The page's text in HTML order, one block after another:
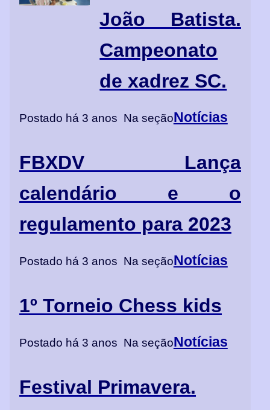
João Batista.
Campeonato
de xadrez SC.
Postado há 3 anos Na seçãoNotícias
FBXDV Lança
calendário e o
regulamento para 2023
Postado há 3 anos Na seçãoNotícias
1º Torneio Chess kids
Postado há 3 anos Na seçãoNotícias
Festival Primavera.